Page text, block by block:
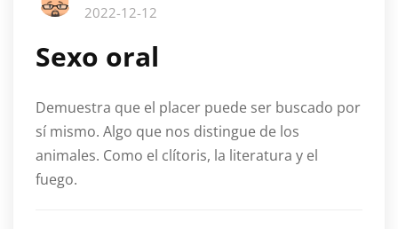
2022-12-12
Sexo oral
Demuestra que el placer puede ser buscado por
sí mismo. Algo que nos distingue de los
animales. Como el clítoris, la literatura y el
fuego.